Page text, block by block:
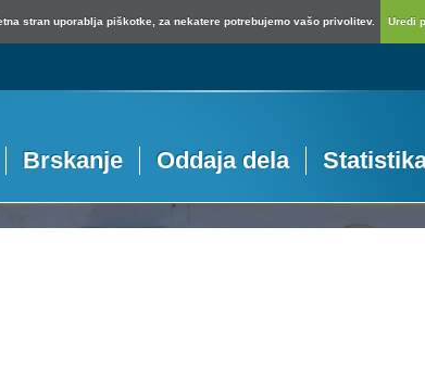
stran uporablja piškotke, za nekatere potrebujemo vašo privolitev. Uredi
Brskanje Oddaja dela